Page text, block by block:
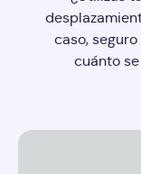
caso,
cuánto